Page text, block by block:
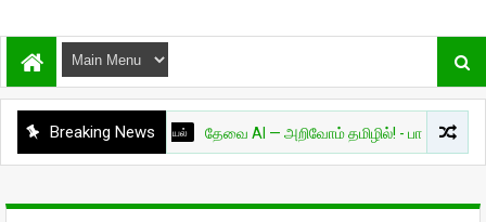
Breaking News
அறிவியல் தேவை AI — அறிவோம் தமிழில்! - பாகம் 01